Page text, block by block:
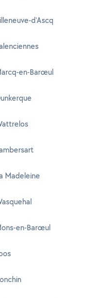
d'Ascq
en-Barœul
Madeleine
en-Barœul